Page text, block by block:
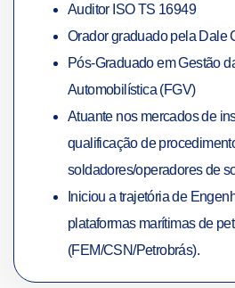
Auditor ISO TS 16949
Orador graduado pela Dale
Pós-Graduado em Gestão
Automobilística (FGV)
Atuante nos mercados de
qualificação de
soldadores/operadores de
Iniciou a trajetória de
plataformas marítimas de
(FEM/CSN/Petrobrás).